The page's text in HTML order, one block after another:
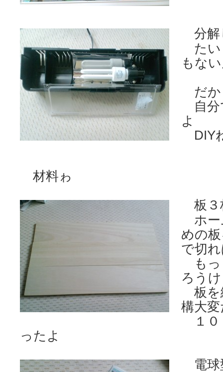
分解
たい
もな
だか
自分
よ
DIY
材料ゎ
板３
ホー
めの
で切
もっ
ろう
板を
構大
１０
ったよ
電球